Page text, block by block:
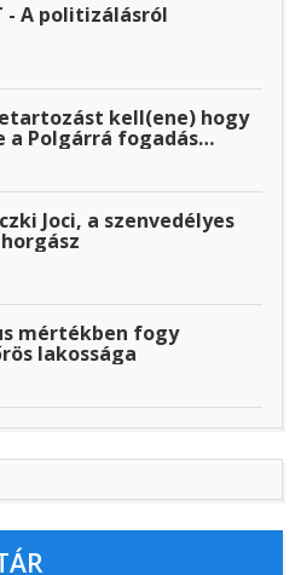
- A politizálásról
kell(ene) hogy
a Polgárrá fogadás…
Joci, a szenvedélyes
mértékben fogy
lakossága